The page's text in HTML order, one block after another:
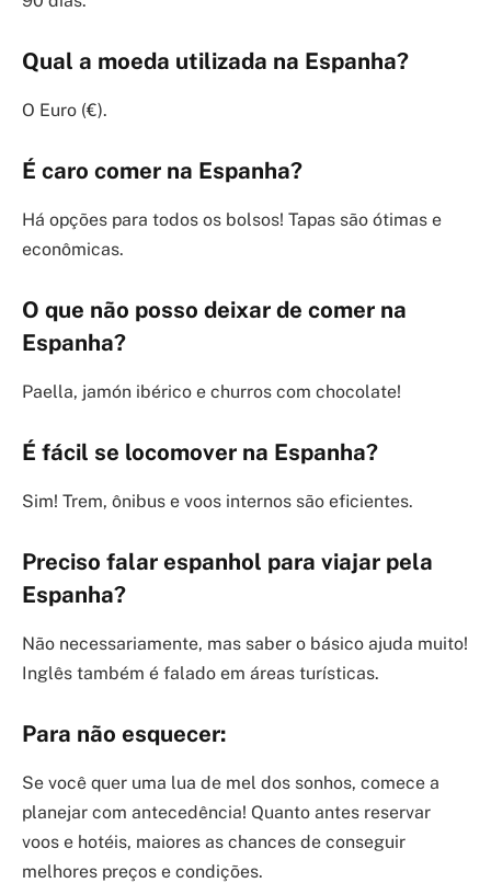
Qual a moeda utilizada na Espanha?
O Euro (€).
É caro comer na Espanha?
Há opções para todos os bolsos! Tapas são ótimas e
econômicas.
O que não posso deixar de comer na
Espanha?
Paella, jamón ibérico e churros com chocolate!
É fácil se locomover na Espanha?
Sim! Trem, ônibus e voos internos são eficientes.
Preciso falar espanhol para viajar pela
Espanha?
Não necessariamente, mas saber o básico ajuda muito!
Inglês também é falado em áreas turísticas.
Para não esquecer:
Se você quer uma lua de mel dos sonhos, comece a
planejar com antecedência! Quanto antes reservar
voos e hotéis, maiores as chances de conseguir
melhores preços e condições.